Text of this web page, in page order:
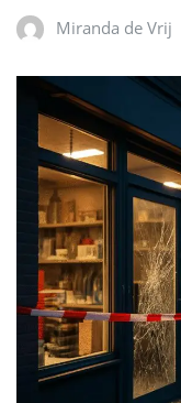
Miranda de Vrij